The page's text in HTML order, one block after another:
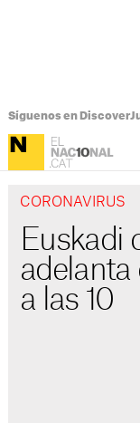
Síguenos en Discover
CORONAVIRUS
Euskadi
adelanta
a las 10